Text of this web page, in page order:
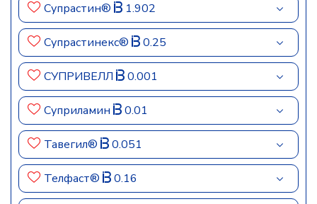
Супрастин® 1.902
Супрастинекс® 0.25
СУПРИВЕЛЛ 0.001
Суприламин 0.01
Тавегил® 0.051
Телфаст® 0.16